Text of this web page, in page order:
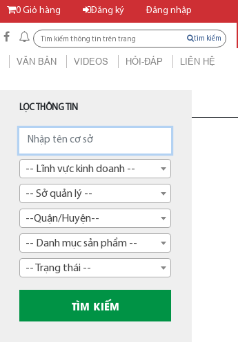
0Giỏ hàng Đăng ký Đăng nhập
tìm kiếm
VĂN BẢN VIDEOS HỎI-ĐÁP LIÊN HỆ
LỌC THÔNG TIN
-- Lĩnh vực kinh doanh --
-- Sở quản lý --
--Quận/Huyện--
-- Danh mục sản phẩm --
-- Trạng thái --